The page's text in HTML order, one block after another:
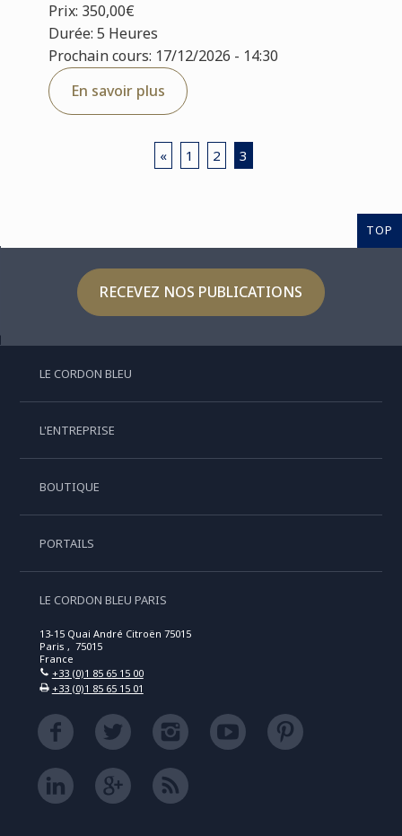
Prix: 350,00€
Durée: 5 Heures
Prochain cours: 17/12/2026 - 14:30
En savoir plus
« 1 2 3
TOP
RECEVEZ NOS PUBLICATIONS
LE CORDON BLEU
L'ENTREPRISE
BOUTIQUE
PORTAILS
LE CORDON BLEU PARIS
13-15 Quai André Citroën 75015
Paris , 75015
France
+33 (0)1 85 65 15 00
+33 (0)1 85 65 15 01